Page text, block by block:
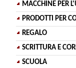
MACCHINE PER
PRODOTTI PER
REGALO
SCRITTURA E
SCUOLA